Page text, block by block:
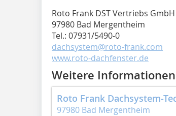
Roto Frank DST Vertriebs GmbH
97980 Bad Mergentheim
Tel.: 07931/5490-0
dachsystem@roto-frank.com
www.roto-dachfenster.de
Weitere
Roto Frank Dachsystem-
97980 Bad Mergentheim